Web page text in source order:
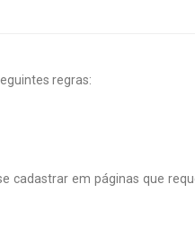
regras:
cadastrar em páginas que